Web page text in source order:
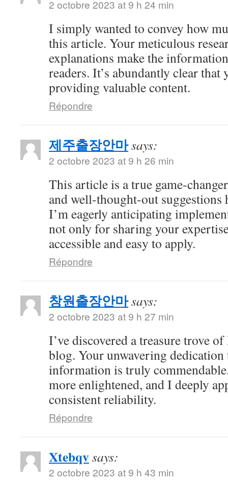
2 octobre 2023 at 9 h 24 min
I simply wanted to convey how
this article. Your meticulous
explanations make the
readers. It’s abundantly clear that
providing valuable content.
Répondre
제주출장안마says:
2 octobre 2023 at 9 h 26 min
This article is a true game-
and well-thought-out
I’m eagerly anticipating
not only for sharing your
accessible and easy to apply.
Répondre
창원출장안마says:
2 octobre 2023 at 9 h 27 min
I’ve discovered a treasure trove
blog. Your unwavering
information is truly
more enlightened, and I deeply
consistent reliability.
Répondre
Xtebqvsays:
2 octobre 2023 at 9 h 43 min